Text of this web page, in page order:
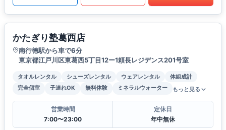
かたぎり塾葛西店
南行徳駅から車で6分
東京都江戸川区東葛西5丁目12ー1頼長レジデンス201号室
タオルレンタル シューズレンタル ウェアレンタル
体組成計
完全個室
子連れOK 無料体験 ミネラルウォーター もっと見る
営業時間
7:00〜23:00
定休日
年中無休